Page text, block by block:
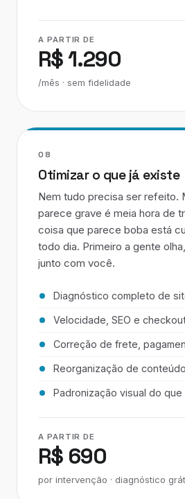
A PARTIR DE
R$ 1.290
/mês · sem fidelidade
08
Otimizar o que já existe
Nem tudo precisa ser refeito.
parece grave é meia hora de
coisa que parece boba está
todo dia. Primeiro a gente
junto com você.
Diagnóstico completo de
Velocidade, SEO e
Correção de frete,
Reorganização de
Padronização visual do
A PARTIR DE
R$ 690
por intervenção · diagnóstico